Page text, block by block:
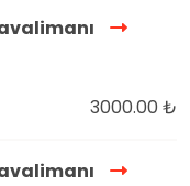
3000.00 ₺